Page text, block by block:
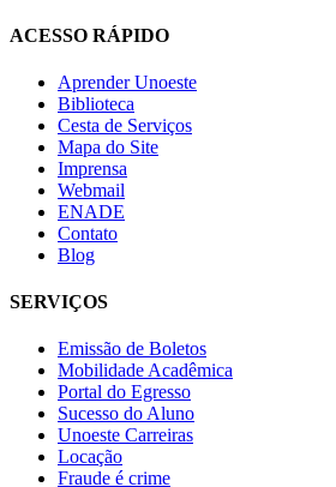
ACESSO RÁPIDO
Aprender Unoeste
Biblioteca
Cesta de Serviços
Mapa do Site
Imprensa
Webmail
ENADE
Contato
Blog
SERVIÇOS
Emissão de Boletos
Mobilidade Acadêmica
Portal do Egresso
Sucesso do Aluno
Unoeste Carreiras
Locação
Fraude é crime